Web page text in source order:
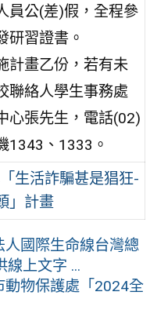
員公(差)假，全程參
研習證書。
計畫乙份，若有未
聯絡人學生事務處
心張先生，電話(02)
1343、1333。
生活詐騙甚是猖狂-
」計畫
人國際生命線台灣總
線上文字 ...
動物保護處「2024全